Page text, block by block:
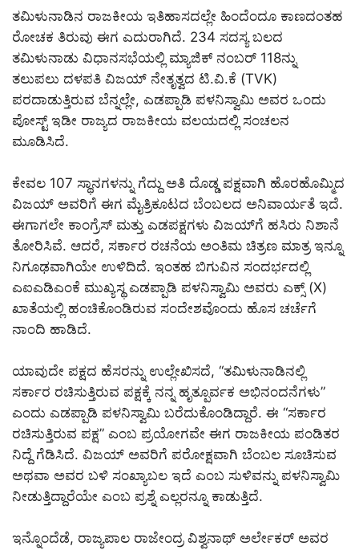
ತಮಿಳುನಾಡಿನ ರಾಜಕೀಯ ಇತಿಹಾಸದಲ್ಲೇ ಹಿಂದೆಂದೂ ಕಾಣದಂತಹ
ರೋಚಕ ತಿರುವು ಈಗ ಎದುರಾಗಿದೆ. 234 ಸದಸ್ಯ ಬಲದ
ತಮಿಳುನಾಡು ವಿಧಾನಸಭೆಯಲ್ಲಿ ಮ್ಯಾಜಿಕ್ ನಂಬರ್ 118ನ್ನು
ತಲುಪಲು ದಳಪತಿ ವಿಜಯ್ ನೇತೃತ್ವದ ಟಿ.ವಿ.ಕೆ (TVK)
ಪರದಾಡುತ್ತಿರುವ ಬೆನ್ನಲ್ಲೇ, ಎಡಪ್ಪಾಡಿ ಪಳನಿಸ್ವಾಮಿ ಅವರ ಒಂದು
ಪೋಸ್ಟ್ ಇಡೀ ರಾಜ್ಯದ ರಾಜಕೀಯ ವಲಯದಲ್ಲಿ ಸಂಚಲನ
ಮೂಡಿಸಿದೆ.
ಕೇವಲ 107 ಸ್ಥಾನಗಳನ್ನು ಗೆದ್ದು ಅತಿ ದೊಡ್ಡ ಪಕ್ಷವಾಗಿ ಹೊರಹೊಮ್ಮಿದ
ವಿಜಯ್ ಅವರಿಗೆ ಈಗ ಮೈತ್ರಿಕೂಟದ ಬೆಂಬಲದ ಅನಿವಾರ್ಯತೆ ಇದೆ.
ಈಗಾಗಲೇ ಕಾಂಗ್ರೆಸ್ ಮತ್ತು ಎಡಪಕ್ಷಗಳು ವಿಜಯ್‌ಗೆ ಹಸಿರು ನಿಶಾನೆ
ತೋರಿಸಿವೆ. ಆದರೆ, ಸರ್ಕಾರ ರಚನೆಯ ಅಂತಿಮ ಚಿತ್ರಣ ಮಾತ್ರ ಇನ್ನೂ
ನಿಗೂಢವಾಗಿಯೇ ಉಳಿದಿದೆ. ಇಂತಹ ಬಿಗುವಿನ ಸಂದರ್ಭದಲ್ಲಿ
ಎಐಎಡಿಎಂಕೆ ಮುಖ್ಯಸ್ಥ ಎಡಪ್ಪಾಡಿ ಪಳನಿಸ್ವಾಮಿ ಅವರು ಎಕ್ಸ್ (X)
ಖಾತೆಯಲ್ಲಿ ಹಂಚಿಕೊಂಡಿರುವ ಸಂದೇಶವೊಂದು ಹೊಸ ಚರ್ಚೆಗೆ
ನಾಂದಿ ಹಾಡಿದೆ.
ಯಾವುದೇ ಪಕ್ಷದ ಹೆಸರನ್ನು ಉಲ್ಲೇಖಿಸದೆ, “ತಮಿಳುನಾಡಿನಲ್ಲಿ
ಸರ್ಕಾರ ರಚಿಸುತ್ತಿರುವ ಪಕ್ಷಕ್ಕೆ ನನ್ನ ಹೃತ್ಪೂರ್ವಕ ಅಭಿನಂದನೆಗಳು”
ಎಂದು ಎಡಪ್ಪಾಡಿ ಪಳನಿಸ್ವಾಮಿ ಬರೆದುಕೊಂಡಿದ್ದಾರೆ. ಈ “ಸರ್ಕಾರ
ರಚಿಸುತ್ತಿರುವ ಪಕ್ಷ” ಎಂಬ ಪ್ರಯೋಗವೇ ಈಗ ರಾಜಕೀಯ ಪಂಡಿತರ
ನಿದ್ದೆ ಗೆಡಿಸಿದೆ. ವಿಜಯ್ ಅವರಿಗೆ ಪರೋಕ್ಷವಾಗಿ ಬೆಂಬಲ ಸೂಚಿಸುವ
ಅಥವಾ ಅವರ ಬಳಿ ಸಂಖ್ಯಾಬಲ ಇದೆ ಎಂಬ ಸುಳಿವನ್ನು ಪಳನಿಸ್ವಾಮಿ
ನೀಡುತ್ತಿದ್ದಾರೆಯೇ ಎಂಬ ಪ್ರಶ್ನೆ ಎಲ್ಲರನ್ನೂ ಕಾಡುತ್ತಿದೆ.
ಇನ್ನೊಂದೆಡೆ, ರಾಜ್ಯಪಾಲ ರಾಜೇಂದ್ರ ವಿಶ್ವನಾಥ್ ಅರ್ಲೇಕರ್ ಅವರ